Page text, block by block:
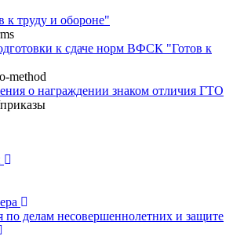
труду и обороне"
к сдаче норм ВФСК "Готов к
method
о награждении знаком отличия ГТО
по делам несовершеннолетних и защите